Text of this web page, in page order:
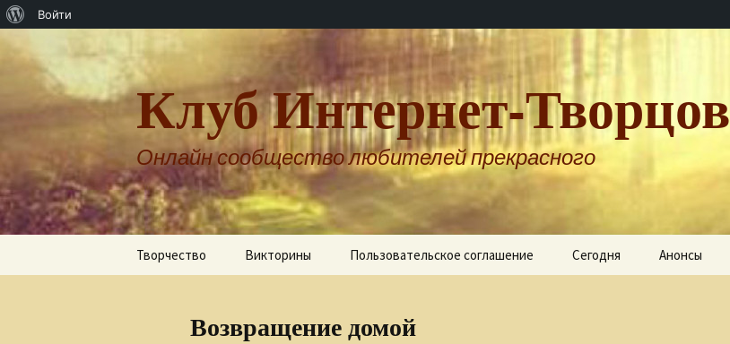
Войти
Клуб Интернет-Творцов
Онлайн сообщество любителей прекрасного
Творчество
Александр Бернгардт
Викторины Пользовательское соглашение Сегодня Анонсы
Возвращение домой